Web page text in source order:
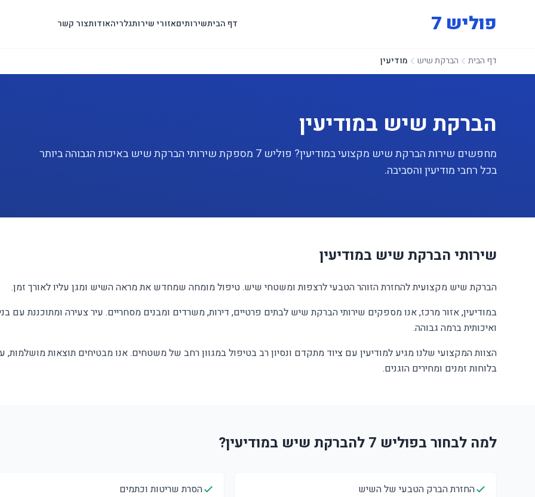
פוליש 7 דף הביתשירותיםאזורי שירותגלריהאודותצור קשר
דף הבית הברקת שיש מודיעין
הברקת שיש במודיעין
מחפשים שירות הברקת שיש מקצועי במודיעין? פוליש 7 מספקת שירותי הברקת שיש באיכות הגבוהה ביותר
בכל רחבי מודיעין והסביבה.
שירותי הברקת שיש במודיעין
הברקת שיש מקצועית להחזרת הזוהר הטבעי לרצפות ומשטחי שיש. טיפול מומחה שמחדש את מראה השיש ומגן עליו לאורך זמן.
במודיעין, אזור מרכז, אנו מספקים שירותי הברקת שיש לבתים פרטיים, דירות, משרדים ומבנים מסחריים. עיר צעירה ומתוכננת עם
ואיכותית ברמה גבוהה.
הצוות המקצועי שלנו מגיע למודיעין עם ציוד מתקדם ונסיון רב בטיפול במגוון רחב של משטחים. אנו מבטיחים תוצאות מושלמות,
בלוחות זמנים ומחירים הוגנים.
למה לבחור בפוליש 7 להברקת שיש במודיעין?
החזרת הברק הטבעי של השיש הסרת שריטות וכתמים